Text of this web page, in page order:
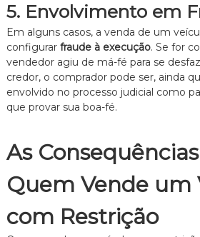
5. Envolvimento em
Em alguns casos, a venda de um
configurar fraude à execução. Se for
vendedor agiu de má-fé para se
credor, o comprador pode ser, ainda
envolvido no processo judicial como
que provar sua boa-fé.
As
Quem Vende um
com Restrição